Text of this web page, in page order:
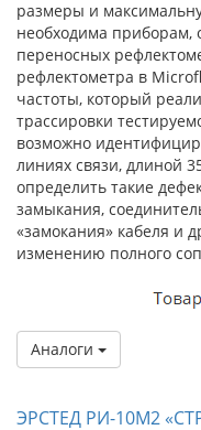
размеры и
необходима приборам,
переносных
рефлектометра в
частоты, который
трассировки
возможно
линиях связи, длиной
определить такие
замыкания,
«замокания» кабеля и
изменению полного
Аналоги
ЭРСТЕД РИ-10М2